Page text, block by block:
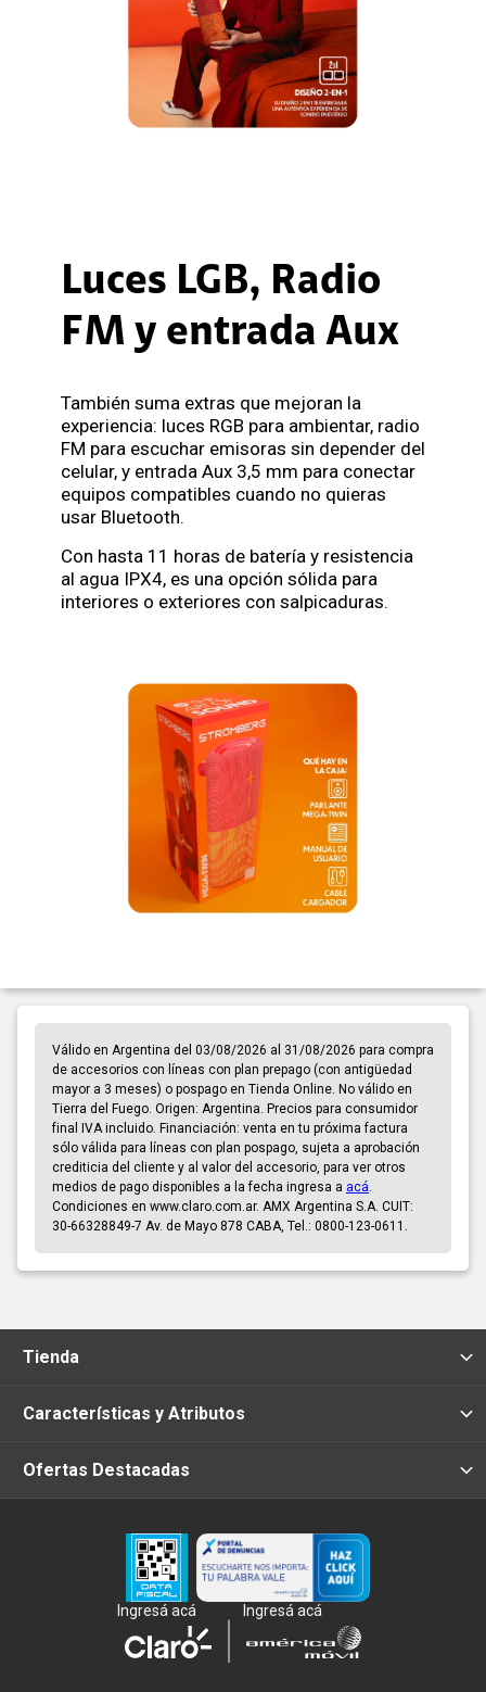
Luces LGB, Radio
FM y entrada Aux
También suma extras que mejoran la
experiencia: luces RGB para ambientar, radio
FM para escuchar emisoras sin depender del
celular, y entrada Aux 3,5 mm para conectar
equipos compatibles cuando no quieras
usar Bluetooth.
Con hasta 11 horas de batería y resistencia
al agua IPX4, es una opción sólida para
interiores o exteriores con salpicaduras.
Válido en Argentina del 03/08/2026 al 31/08/2026 para compra
de accesorios con líneas con plan prepago (con antigüedad
mayor a 3 meses) o pospago en Tienda Online. No válido en
Tierra del Fuego. Origen: Argentina. Precios para consumidor
final IVA incluido. Financiación: venta en tu próxima factura
sólo válida para líneas con plan pospago, sujeta a aprobación
crediticia del cliente y al valor del accesorio, para ver otros
medios de pago disponibles a la fecha ingresa a acá
Condiciones en www.claro.com.ar. AMX Argentina S.A. CUIT:
30-66328849-7 Av. de Mayo 878 CABA, Tel.: 0800-123-0611.
Tienda
Características y Atributos
Ofertas Destacadas
Ingresá acá Ingresá acá